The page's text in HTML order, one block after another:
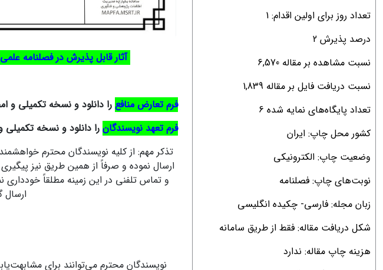
تعداد روز برای اولین اقدام: 1
درصد پذیرش 2
نسبت مشاهده بر مقاله 6,570
نسبت دریافت فایل بر مقاله 1,839
تعداد پایگاه‌های نمایه شده 6
کشور محل چاپ: ایران
وضعیت چاپ: الکترونیکی
نوبت‌های چاپ: فصلنامه
زبان مجله: فارسی- چکیده انگلیسی
شکل دریافت مقاله: فقط از طریق سامانه
هزینه چاپ مقاله: ندارد
آثار قابل پذیرش در فصلنامه
فرم تعارض منافع را دانلود و نسخه تکمیلی و
فرم تعهد نویسندگان را دانلود و نسخه تکمیلی
تذکر مهم: از کلیه نویسندگان محترم
ارسال نموده و صرفاً از همین طریق نیز
و تماس تلفنی در این زمینه مطلقاً خودداری
نویسندگان محترم می‌توانند برای